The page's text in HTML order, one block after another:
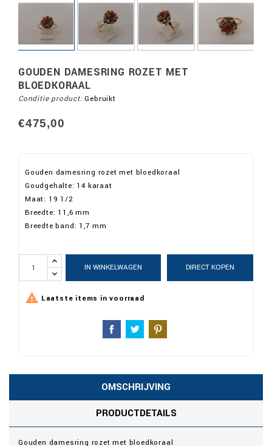
GOUDEN DAMESRING ROZET MET
BLOEDKORAAL
Conditie product: Gebruikt
€475,00
Gouden damesring rozet met bloedkoraal
Goudgehalte: 14 karaat
Maat: 19 1/2
Breedte: 11,6 mm
Breedte band: 1,7 mm
IN WINKELWAGEN DIRECT KOPEN
 Laatste items in voorraad
OMSCHRIJVING
PRODUCTDETAILS
Gouden damesring rozet met bloedkoraal